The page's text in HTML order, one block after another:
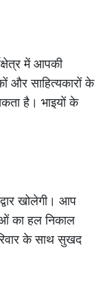
में आपकी
और साहित्यकारों के
है। भाइयों के
खोलेगी। आप
का हल निकाल
के साथ सुखद